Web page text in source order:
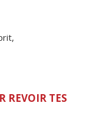
REVOIR TES